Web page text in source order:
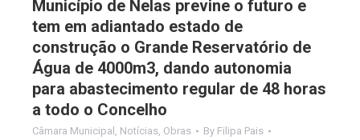
Município de Nelas previne o futuro e
tem em adiantado estado de
construção o Grande Reservatório de
Água de 4000m3, dando autonomia
para abastecimento regular de 48 horas
a todo o Concelho
Câmara Municipal Notícias Obras By Filipa Pais